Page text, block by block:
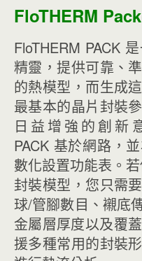
FloTHERM
FloTHERM PACK
精靈，提供可靠、
的熱模型，而生成
最基本的晶片封裝
日益增強的創新
PACK 基於網路，
數化設置功能表。
封裝模型，您只需
球/管腳數目、襯底
金屬層厚度以及覆
援多種常用的封裝